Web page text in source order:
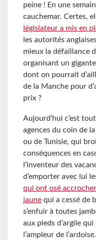
peine ! En une
cauchemar. Certes,
législateur a mis en
les autorités
mieux la défaillance
organisant un
dont on pourrait
de la Manche pour
prix ?
Aujourd’hui c’est
agences du coin de
ou de Tunisie, qui
conséquences en
l’inventeur des
d’emporter avec lui
qui ont osé
jaune qui a cessé de
s’enfuir à toutes
aux pieds d’argile
l’ampleur de